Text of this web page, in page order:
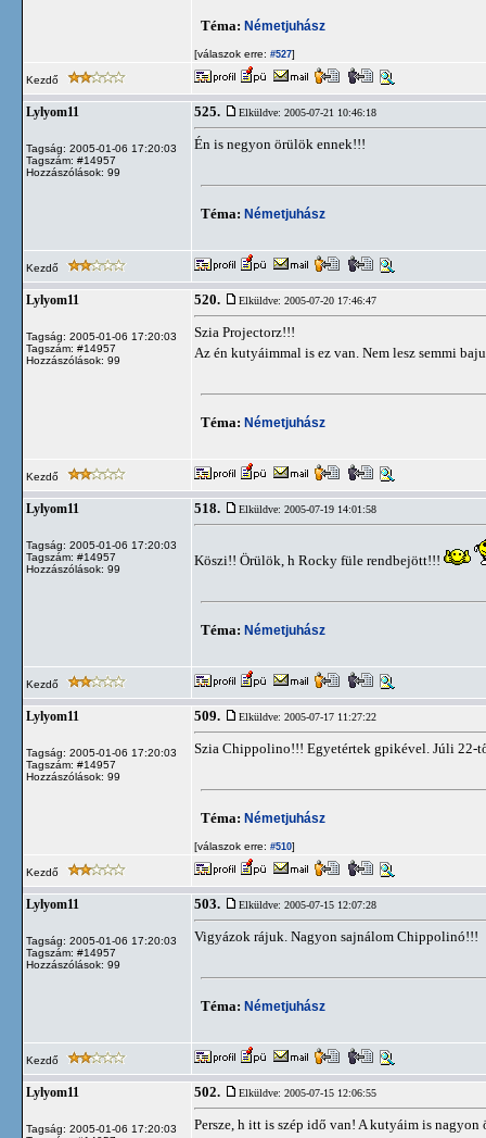
Téma: Németjuhász
[válaszok erre: #527]
Kezdő
Lylyom11
Tagság: 2005-01-06 17:20:03
Tagszám: #14957
Hozzászólások: 99
525. Elküldve: 2005-07-21 10:46:18
Én is negyon örülök ennek!!!
Téma: Németjuhász
Kezdő
Lylyom11
Tagság: 2005-01-06 17:20:03
Tagszám: #14957
Hozzászólások: 99
520. Elküldve: 2005-07-20 17:46:47
Szia Projectorz!!!
Az én kutyáimmal is ez van. Nem lesz semmi
Téma: Németjuhász
Kezdő
Lylyom11
Tagság: 2005-01-06 17:20:03
Tagszám: #14957
Hozzászólások: 99
518. Elküldve: 2005-07-19 14:01:58
Köszi!! Örülök, h Rocky füle rendbejött!!!
Téma: Németjuhász
Kezdő
Lylyom11
Tagság: 2005-01-06 17:20:03
Tagszám: #14957
Hozzászólások: 99
509. Elküldve: 2005-07-17 11:27:22
Szia Chippolino!!! Egyetértek gpikével. Júli 22-
Téma: Németjuhász
[válaszok erre: #510]
Kezdő
Lylyom11
Tagság: 2005-01-06 17:20:03
Tagszám: #14957
Hozzászólások: 99
503. Elküldve: 2005-07-15 12:07:28
Vigyázok rájuk. Nagyon sajnálom Chippolinó!!!
Téma: Németjuhász
Kezdő
Lylyom11
Tagság: 2005-01-06 17:20:03
502. Elküldve: 2005-07-15 12:06:55
Persze, h itt is szép idő van! A kutyáim is